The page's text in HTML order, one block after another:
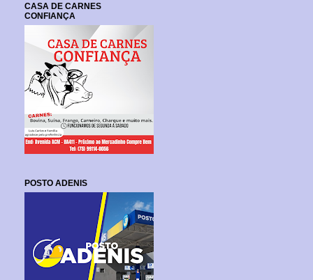
CASA DE CARNES
CONFIANÇA
POSTO ADENIS